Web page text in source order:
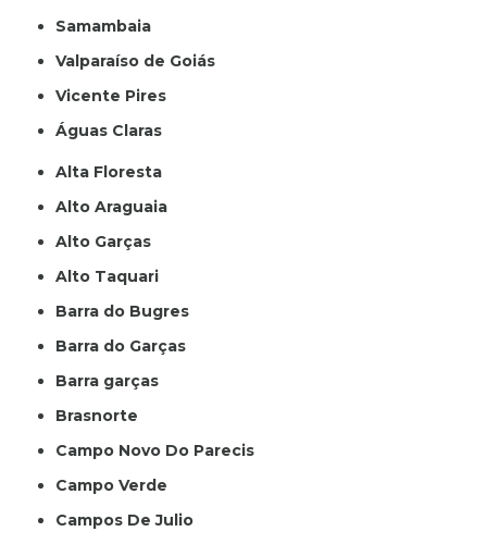
Samambaia
Valparaíso de Goiás
Vicente Pires
Águas Claras
Alta Floresta
Alto Araguaia
Alto Garças
Alto Taquari
Barra do Bugres
Barra do Garças
Barra garças
Brasnorte
Campo Novo Do Parecis
Campo Verde
Campos De Julio